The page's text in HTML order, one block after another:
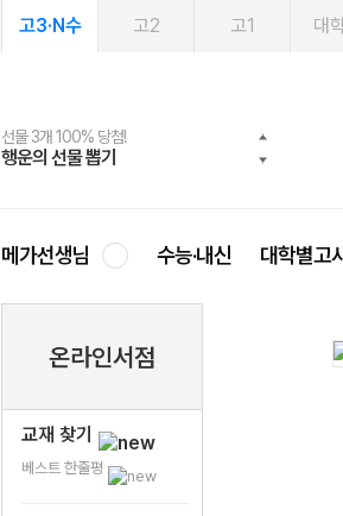
고3·N수 고2 고1 대
선물 3개 100% 당첨!
행운의 선물 뽑기
선물 100% 증정!
메가스터디 X 올리브
여름방학 스터디 캐시백
메가런 썸머스쿨
2027 러셀 단과
강사 공개선발
스마트러닝앱
설문 EVENT
메가패스
3일 무료 체험권
메가패스 수강생 무료혜택!
메가클럽 멤버십
사회공헌 캠페인
희망이룸 메가나눔
메가선생님 수능·내신 대학별고
온라인서점
교재 찾기
베스트 한줄평